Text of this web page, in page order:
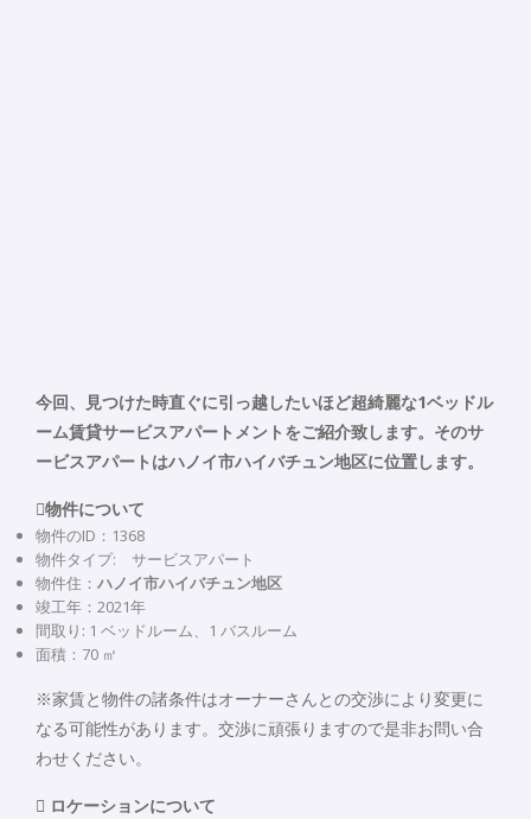
今回、見つけた時直ぐに引っ越したいほど超綺麗な1ベッドル
ーム賃貸サービスアパートメントをご紹介致します。そのサ
ービスアパートはハノイ市ハイバチュン地区に位置します。
物件について
物件のID：1368
物件タイプ: サービスアパート
物件住： ハノイ市ハイバチュン地区
竣工年：2021年
間取り: 1 ベッドルーム、1 バスルーム
面積：70 ㎡
※家賃と物件の諸条件はオーナーさんとの交渉により変更に
なる可能性があります。交渉に頑張りますので是非お問い合
わせください。
 ロケーションについて